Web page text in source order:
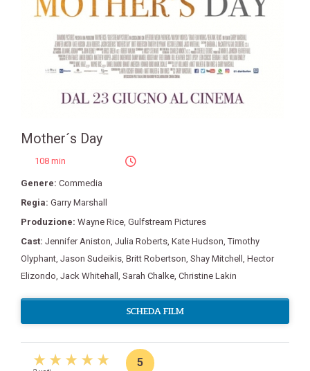
Mother´s Day
108 min
Genere: Commedia
Regia: Garry Marshall
Produzione: Wayne Rice, Gulfstream Pictures
Cast: Jennifer Aniston, Julia Roberts, Kate Hudson,Timothy
Olyphant, Jason Sudeikis, Britt Robertson, Shay Mitchell , Hector
Elizondo, Jack Whitehall , Sarah Chalke, Christine Lakin
SCHEDA FILM
5